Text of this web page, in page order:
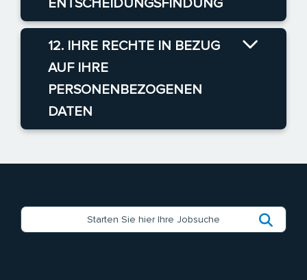
ENTSCHEIDUNGSFINDUNG
12. IHRE RECHTE IN BEZUG
AUF IHRE
PERSONENBEZOGENEN
DATEN